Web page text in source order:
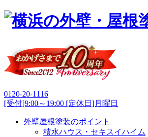
0120-20-1116
[受付]9:00～19:00 [定休日]月曜日
外壁屋根塗装のポイント
積水ハウス・セキスイハイム